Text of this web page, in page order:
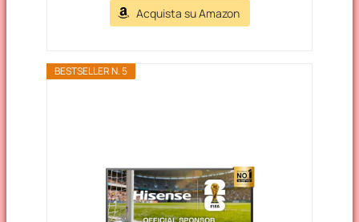
Acquista su Amazon
BESTSELLER N. 5